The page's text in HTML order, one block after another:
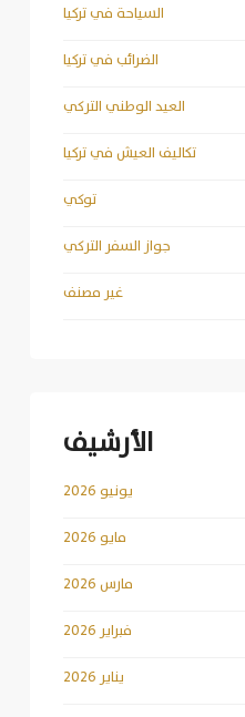
السياحة في تركيا
الضرائب في تركيا
العيد الوطني التركي
تكاليف العيش في تركيا
توكي
جواز السفر التركي
غير مصنف
الأرشيف
يونيو 2026
مايو 2026
مارس 2026
فبراير 2026
يناير 2026